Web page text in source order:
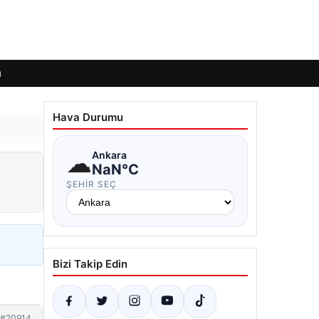
Hava Durumu
☁Ankara
NaN°C
ŞEHIR SEÇ
Bizi Takip Edin